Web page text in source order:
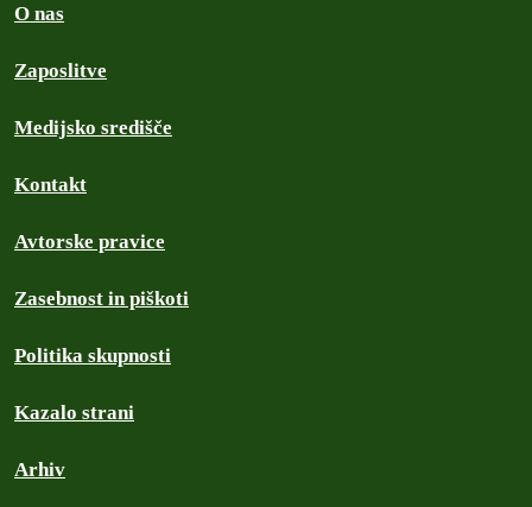
O nas
Zaposlitve
Medijsko središče
Kontakt
Avtorske pravice
Zasebnost in piškoti
Politika skupnosti
Kazalo strani
Arhiv